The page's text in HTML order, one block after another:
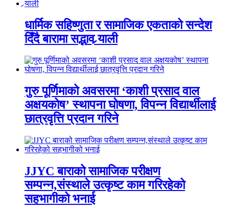
धार्मिक सहिष्णुता र सामाजिक एकताको सन्देश
दिँदै बारामा सद्भाव र्‍याली
गुरु पूर्णिमाको अवसरमा ‘काशी प्रसाद वाल
अक्षयकोष’ स्थापना घोषणा, विपन्न विद्यार्थीलाई
छात्रवृत्ति प्रदान गरिने
JJYC बाराको सामाजिक परीक्षण
सम्पन्न,संस्थाले उत्कृष्ट काम गरिरहेको
सहभागीको भनाई